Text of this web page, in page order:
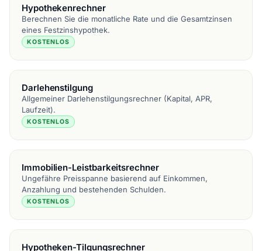
Hypothekenrechner
Berechnen Sie die monatliche Rate und die Gesamtzinsen
eines Festzinshypothek.
KOSTENLOS
Darlehenstilgung
Allgemeiner Darlehenstilgungsrechner (Kapital, APR,
Laufzeit).
KOSTENLOS
Immobilien-Leistbarkeitsrechner
Ungefähre Preisspanne basierend auf Einkommen,
Anzahlung und bestehenden Schulden.
KOSTENLOS
Hypotheken-Tilgungsrechner